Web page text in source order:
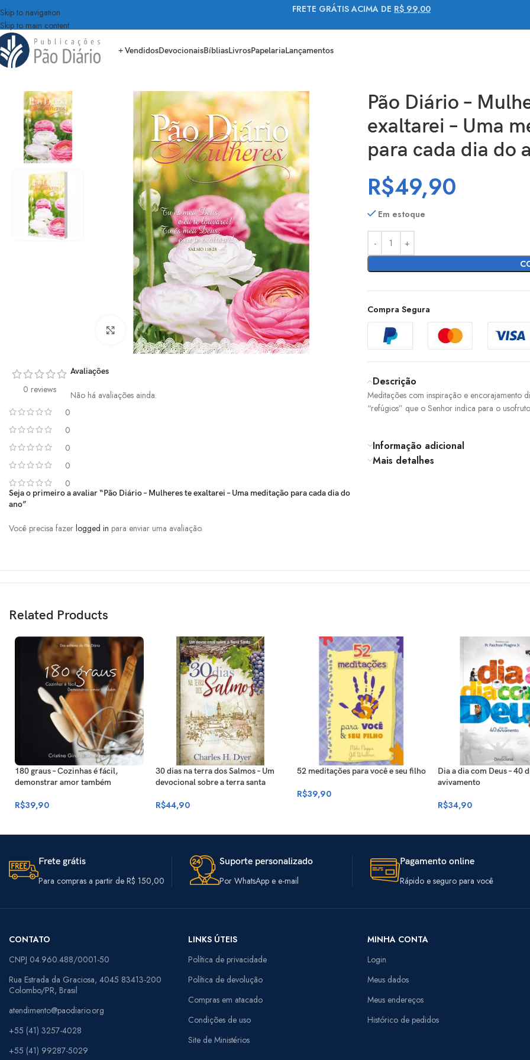
Skip to navigation
Skip to main content
FRETE GRÁTIS ACIMA DE R$ 99,00
+ VendidosDevocionaisBíbliasLivrosPapelariaLançamentos
Início Devocionais Para mulheres
Click to enlarge
0 reviews
0
0
0
0
0
Avaliações
Não há avaliações ainda.
Seja o primeiro a avaliar “Pão Diário – Mulheres te exaltarei – Uma meditação para cada dia do
ano”
Você precisa fazer logged in para enviar uma avaliação.
Pão Diário –
exaltarei – Uma
para cada dia do
R$49,90
Em estoque
Compra Segura
Descrição
Meditações com inspiração e encorajamento
“refúgios” que o Senhor indica para o
Informação adicional
Mais detalhes
Related Products
180 graus – Cozinhas é fácil,
demonstrar amor também
R$39,90
30 dias na terra dos Salmos – Um
devocional sobre a terra santa
R$44,90
52 meditações para você e seu filho
R$39,90
Dia a dia com Deus – 40
avivamento
R$34,90
Frete grátis
Para compras a partir de R$ 150,00
Suporte personalizado
Por WhatsApp e e-mail
Pagamento online
Rápido e seguro para você
CONTATO
CNPJ 04.960.488/0001-50
Rua Estrada da Graciosa, 4045 83413-200
Colombo/PR, Brasil
atendimento@paodiario.org
+55 (41) 3257-4028
+55 (41) 99287-5029
LINKS ÚTEIS
Política de privacidade
Política de devolução
Compras em atacado
Condições de uso
Site de Ministérios
MINHA CONTA
Login
Meus dados
Meus endereços
Histórico de pedidos